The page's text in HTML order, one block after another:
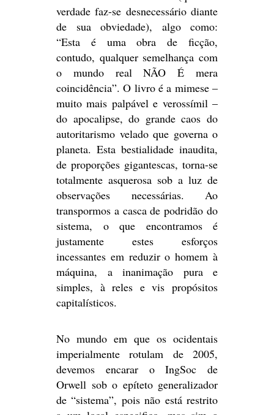
verdade faz-se desnecessário diante
de sua obviedade), algo como:
“Esta é uma obra de ficção,
contudo, qualquer semelhança com
o mundo real NÃO É mera
coincidência”. O livro é a mimese –
muito mais palpável e verossímil –
do apocalipse, do grande caos do
autoritarismo velado que governa o
planeta. Esta bestialidade inaudita,
de proporções gigantescas, torna-se
totalmente asquerosa sob a luz de
observações necessárias. Ao
transpormos a casca de podridão do
sistema, o que encontramos é
justamente estes esforços
incessantes em reduzir o homem à
máquina, a inanimação pura e
simples, à reles e vis propósitos
capitalísticos.
No mundo em que os ocidentais
imperialmente rotulam de 2005,
devemos encarar o IngSoc de
Orwell sob o epíteto generalizador
de “sistema”, pois não está restrito